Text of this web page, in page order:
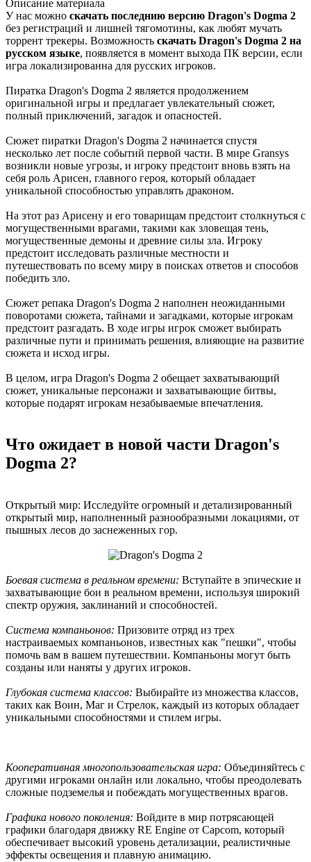
Описание материала
У нас можно скачать последнию версию Dragon's Dogma 2
без регистраций и лишней тягомотины, как любят мучать
торрент трекеры. Возможность скачать Dragon's Dogma 2 на
русском языке, появляется в момент выхода ПК версии, если
игра локализированна для русских игроков.
Пиратка Dragon's Dogma 2 является продолжением
оригинальной игры и предлагает увлекательный сюжет,
полный приключений, загадок и опасностей.
Сюжет пиратки Dragon's Dogma 2 начинается спустя
несколько лет после событий первой части. В мире Gransys
возникли новые угрозы, и игроку предстоит вновь взять на
себя роль Арисен, главного героя, который обладает
уникальной способностью управлять драконом.
На этот раз Арисену и его товарищам предстоит столкнуться с
могущественными врагами, такими как зловещая тень,
могущественные демоны и древние силы зла. Игроку
предстоит исследовать различные местности и
путешествовать по всему миру в поисках ответов и способов
победить зло.
Сюжет репака Dragon's Dogma 2 наполнен неожиданными
поворотами сюжета, тайнами и загадками, которые игрокам
предстоит разгадать. В ходе игры игрок сможет выбирать
различные пути и принимать решения, влияющие на развитие
сюжета и исход игры.
В целом, игра Dragon's Dogma 2 обещает захватывающий
сюжет, уникальные персонажи и захватывающие битвы,
которые подарят игрокам незабываемые впечатления.
Что ожидает в новой части Dragon's
Dogma 2?
Открытый мир: Исследуйте огромный и детализированный
открытый мир, наполненный разнообразными локациями, от
пышных лесов до заснеженных гор.
Боевая система в реальном времени: Вступайте в эпические и
захватывающие бои в реальном времени, используя широкий
спектр оружия, заклинаний и способностей.
Система компаньонов: Призовите отряд из трех
настраиваемых компаньонов, известных как "пешки", чтобы
помочь вам в вашем путешествии. Компаньоны могут быть
созданы или наняты у других игроков.
Глубокая система классов: Выбирайте из множества классов,
таких как Воин, Маг и Стрелок, каждый из которых обладает
уникальными способностями и стилем игры.
Кооперативная многопользовательская игра: Объединяйтесь с
другими игроками онлайн или локально, чтобы преодолевать
сложные подземелья и побеждать могущественных врагов.
Графика нового поколения: Войдите в мир потрясающей
графики благодаря движку RE Engine от Capcom, который
обеспечивает высокий уровень детализации, реалистичные
эффекты освещения и плавную анимацию.